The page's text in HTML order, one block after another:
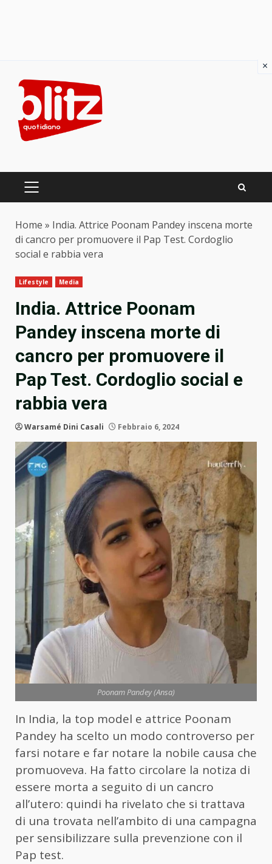
content
PRIMARY
Home » India. Attrice Poonam Pandey inscena morte
di cancro per promuovere il Pap Test. Cordoglio
social e rabbia vera
Lifestyle Media
India. Attrice Poonam
Pandey inscena morte di
cancro per promuovere il
Pap Test. Cordoglio social e
rabbia vera
Warsamé Dini Casali Febbraio 6, 2024
Poonam Pandey (Ansa)
In India, la top model e attrice Poonam
Pandey ha scelto un modo controverso per
farsi notare e far notare la nobile causa che
promuoveva. Ha fatto circolare la notiza di
essere morta a seguito di un cancro
all’utero: quindi ha rivelato che si trattava
di una trovata nell’ambito di una campagna
per sensibilizzare sulla prevenzione con il
Pap test.
×